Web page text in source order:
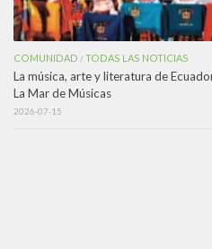
COMUNIDAD /TODAS LAS NOTICIAS
La música, arte y literatura de
La Mar de Músicas
2026-07-15